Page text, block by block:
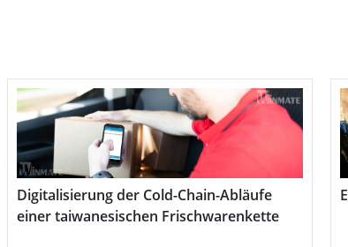
Digitalisierung der Cold-Chain-Abläufe
einer taiwanesischen Frischwarenkette